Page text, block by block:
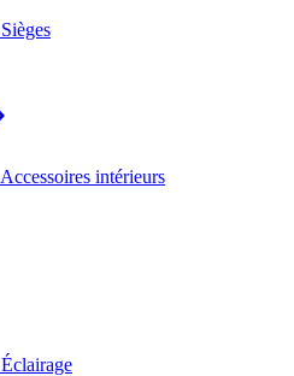
Sièges
Accessoires intérieurs
Éclairage